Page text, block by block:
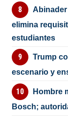
elimina
estudiantes
Trump
escenario y
Hombre
Bosch;